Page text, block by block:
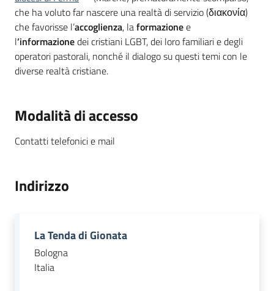
Programmi
Progetti
Seguici
che ha voluto far nascere una realtà di servizio (διακονία)
che favorisse l’accoglienza, laformazionee
l’informazionedei cristiani LGBT, dei loro familiari e degli
operatori pastorali, nonché il dialogo su questi temi con le
diverse realtà cristiane.
Modalità di accesso
Contatti telefonici e mail
Indirizzo
La Tenda di Gionata
Bologna
Italia